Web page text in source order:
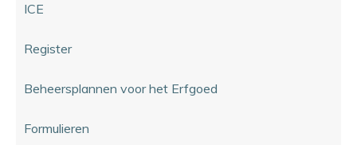
ICE
Register
Beheersplannen voor het Erfgoed
Formulieren